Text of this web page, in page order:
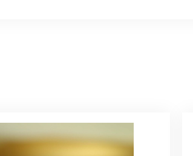
した。実際に目にすると 華美すぎず丁寧なデ